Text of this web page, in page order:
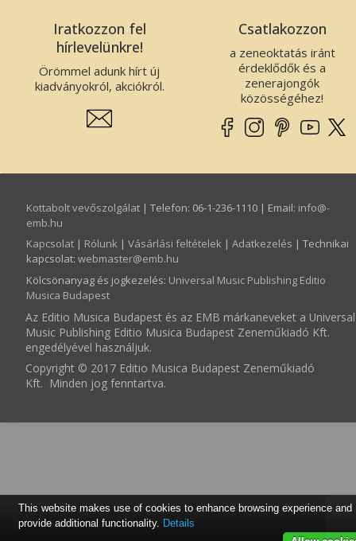
Iratkozzon fel
hírlevelünkre!
Örömmel adunk hírt új
kiadványokról, akciókról.
Csatlakozzon
a zeneoktatás iránt
érdeklődők és a
zenerajongók
közösségéhez!
Kottabolt vevőszolgálat | Telefon: 06-1-236-1110 | Email: info­@­
emb.hu
Kapcsolat | Rólunk | Vásárlási feltételek | Adatkezelés | Technikai
kapcsolat: webmaster­@­emb.hu
Kölcsönanyag és jogkezelés: Universal Music Publishing Editio
Musica Budapest
Az Editio Musica Budapest és az EMB márkaneveket a Universal
Music Publishing Editio Musica Budapest Zeneműkiadó Kft.
engedélyével használjuk.
Copyright © 2017 Editio Musica Budapest Zeneműkiadó
Kft. Minden jog fenntartva.
This website makes use of cookies to enhance browsing experience and
provide additional functionality. Details